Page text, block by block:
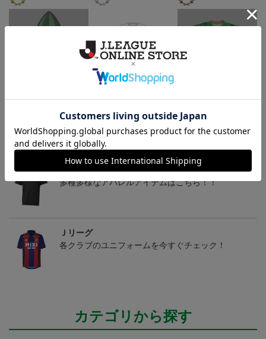
いかピタッ！（マグネッ
2020 F.C.Real Bristol コラ
八戸FC
2020オリジナルユニフォ
トピックス
Ｊリーグ
多種多様なアパレルアイテムはこちら！！
Ｊリーグ
各クラブのユニフォームを今すぐチェック！
カテゴリから探す